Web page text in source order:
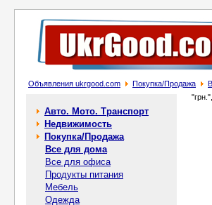
Объявления ukrgood.com Покупка/Продажа
Авто. Мото. Транспорт
Недвижимость
Покупка/Продажа
Все для дома
Все для офиса
Продукты питания
Мебель
Одежда